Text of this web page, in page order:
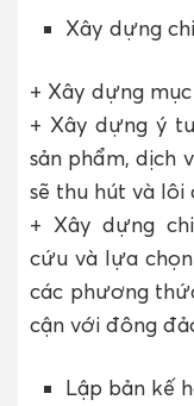
Xây dựng
+ Xây dựng
+ Xây dựng ý
sản phẩm, dịch
sẽ thu hút và lôi
+ Xây dựng
cứu và lựa
các phương
cận với đông
Lập bản kế